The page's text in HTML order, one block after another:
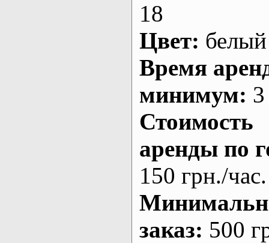
18
Цвет: белый
Время
минимум:
Стоимость
аренды по
150 грн./час.
заказ: 500